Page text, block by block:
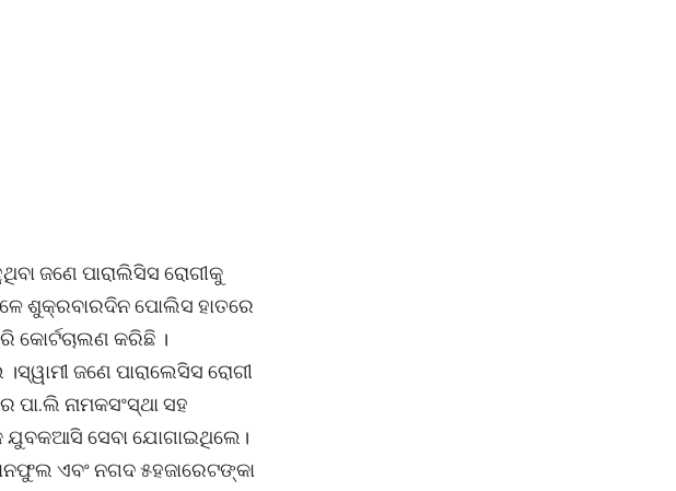
ଜଣେ ପାରାଲିସିସ ରୋଗୀକୁ
ଶୁକ୍ରବାରଦିନ ପୋଲିସ ହାତରେ
କୋର୍ଟଚାଲଣ କରିଛି ।
ଜଣେ ପାରାଲେସିସ ରୋଗୀ
ପା.ଲି ନାମକସଂସ୍ଥା ସହ
ଯୁବକଆସି ସେବା ଯୋଗାଇଥିଲେ।
ଏବଂ ନଗଦ ୫ହଜାରେଟଙ୍କା